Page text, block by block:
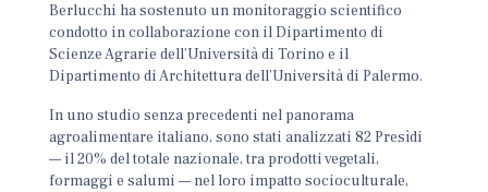
Berlucchi ha sostenuto un monitoraggio scientifico
condotto in collaborazione con il Dipartimento di
Scienze Agrarie dell’Università di Torino e il
Dipartimento di Architettura dell’Università di Palermo.
In uno studio senza precedenti nel panorama
agroalimentare italiano, sono stati analizzati 82 Presìdi
— il 20% del totale nazionale, tra prodotti vegetali,
formaggi e salumi — nel loro impatto socioculturale,